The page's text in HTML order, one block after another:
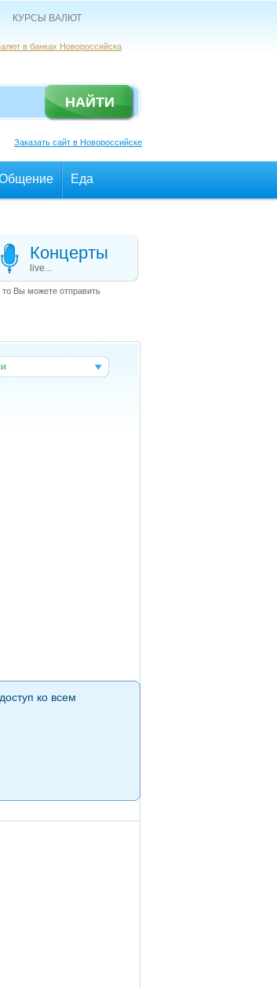
КУРСЫ ВАЛЮТ
в банках Новороссийска
Заказать сайт в Новороссийске
Еда
Концерты
live...
Вы можете отправить
ко всем